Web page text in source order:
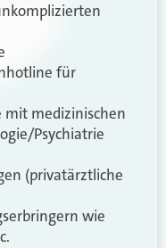
für
mit medizinischen
Psychiatrie
(privatärztliche
wie